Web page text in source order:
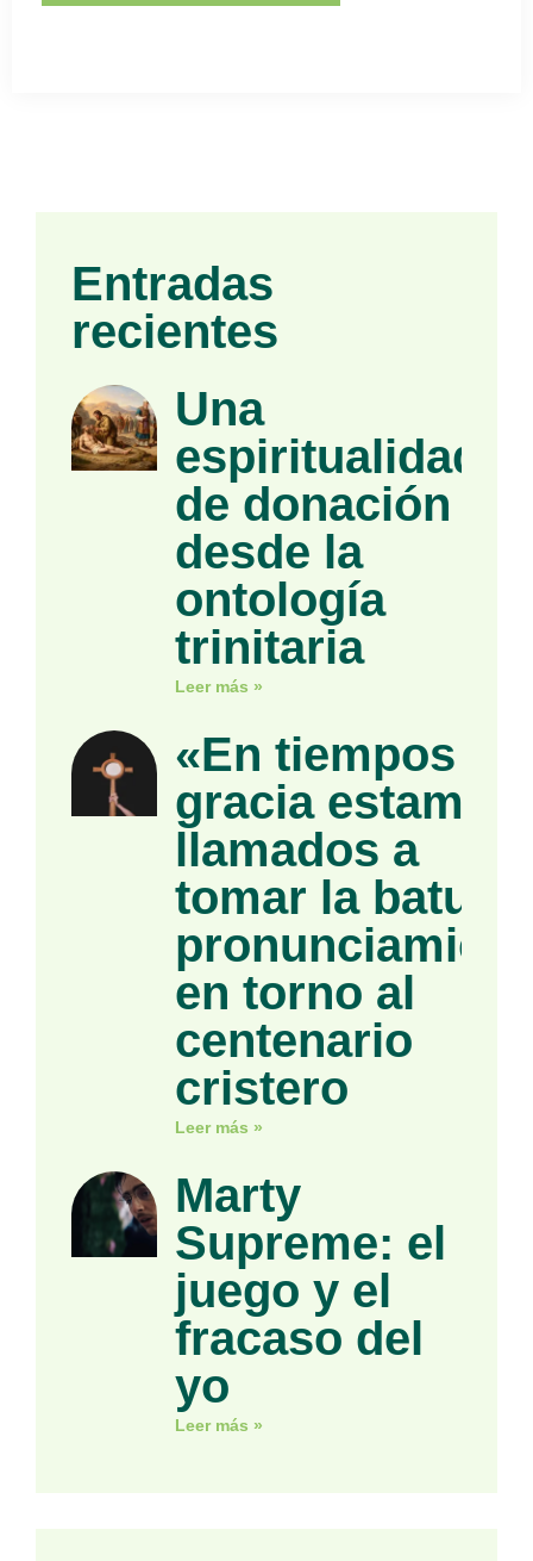
Entradas
recientes
Una
espiritualidad
de donación
desde la
ontología
trinitaria
Leer más »
«En tiempos de
gracia estamos
llamados a
tomar la
en torno al
centenario
cristero
Leer más »
Marty
Supreme: el
juego y el
fracaso del
yo
Leer más »